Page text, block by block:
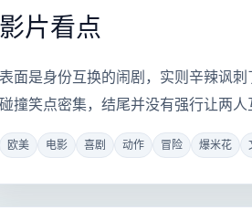
影片看点
表面是身份互换的闹剧，实则辛辣讽
碰撞笑点密集，结尾并没有强行让两
欧美 电影 喜剧 动作 冒险 爆米花